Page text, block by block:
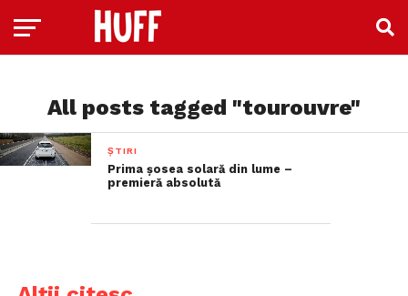
All posts tagged "tourouvre"
ȘTIRI
Prima șosea solară din lume –
premieră absolută